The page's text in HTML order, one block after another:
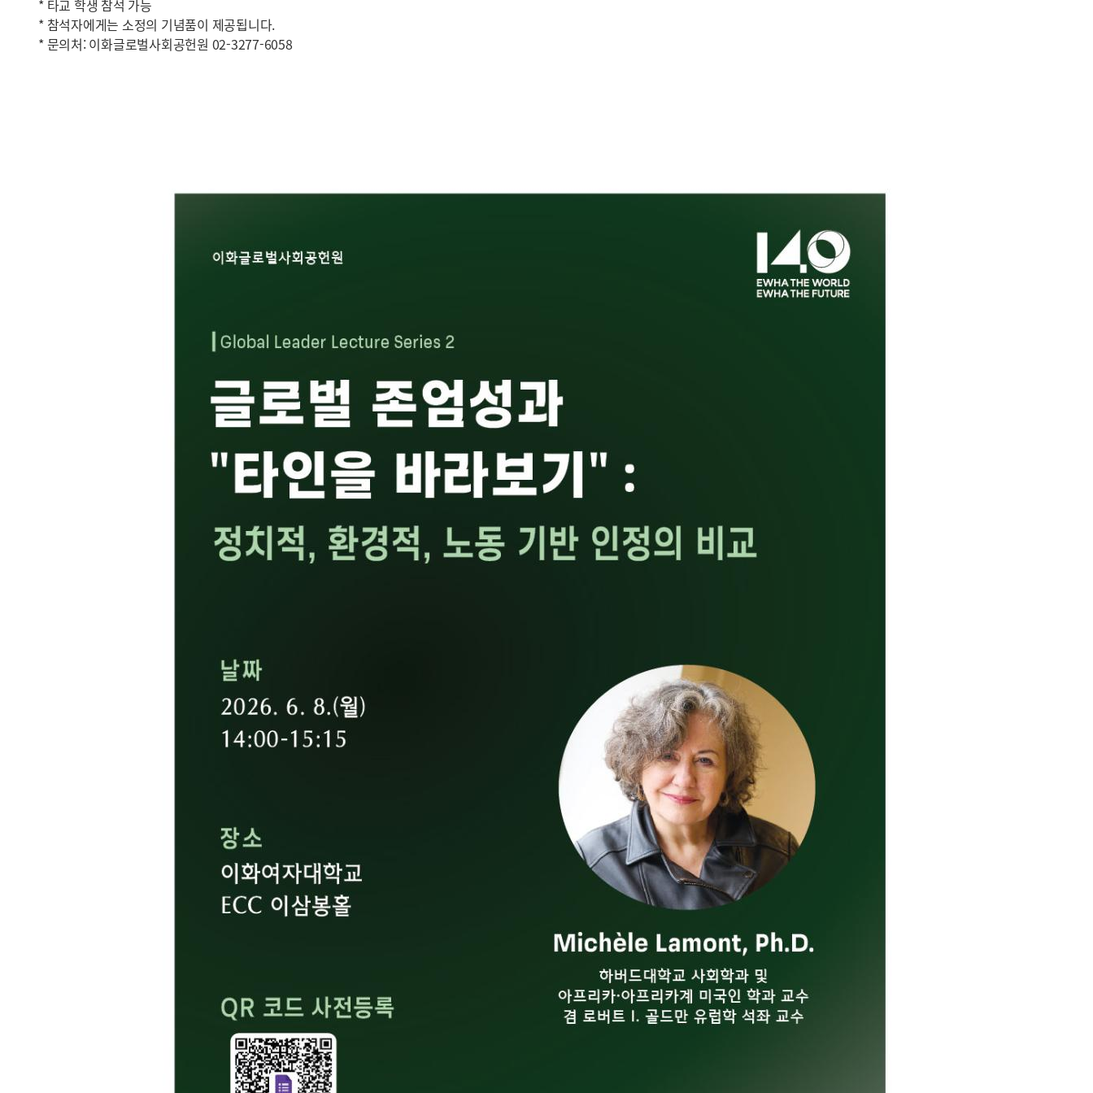
* 타교 학생 참석 가능
* 참석자에게는 소정의 기념품이 제공됩니다.
* 문의처: 이화글로벌사회공헌원 02-3277-6058